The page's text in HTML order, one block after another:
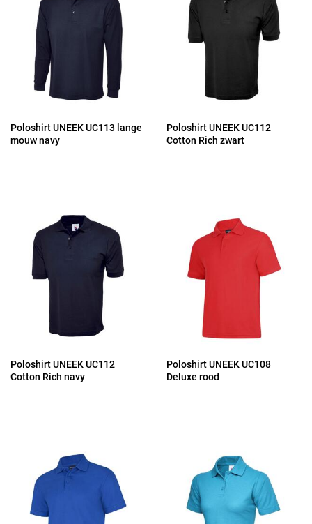
Poloshirt UNEEK UC113 lange
mouw navy
Poloshirt UNEEK UC112
Cotton Rich zwart
Poloshirt UNEEK UC112
Cotton Rich navy
Poloshirt UNEEK UC108
Deluxe rood